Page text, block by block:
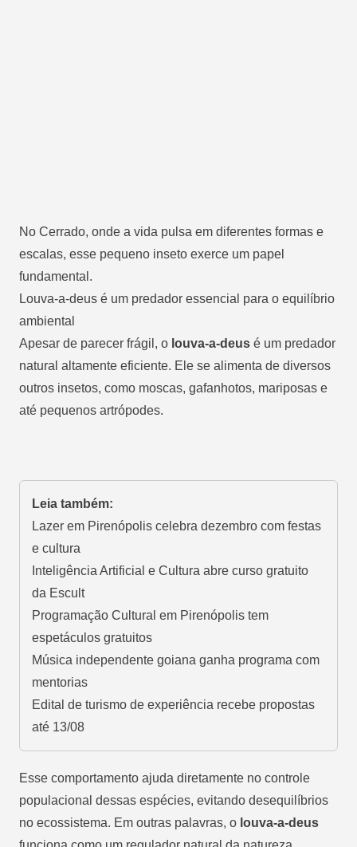
No Cerrado, onde a vida pulsa em diferentes formas e
escalas, esse pequeno inseto exerce um papel
fundamental.
Louva-a-deus é um predador essencial para o equilíbrio
ambiental
Apesar de parecer frágil, o louva-a-deus é um predador
natural altamente eficiente. Ele se alimenta de diversos
outros insetos, como moscas, gafanhotos, mariposas e
até pequenos artrópodes.
Leia também:
Lazer em Pirenópolis celebra dezembro com festas
e cultura
Inteligência Artificial e Cultura abre curso gratuito
da Escult
Programação Cultural em Pirenópolis tem
espetáculos gratuitos
Música independente goiana ganha programa com
mentorias
Edital de turismo de experiência recebe propostas
até 13/08
Esse comportamento ajuda diretamente no controle
populacional dessas espécies, evitando desequilíbrios
no ecossistema. Em outras palavras, o louva-a-deus